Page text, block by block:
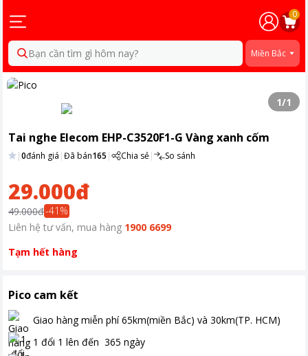
0
Bạn cần tìm gì hôm nay? Miền Bắc
1/1
Tai nghe Elecom EHP-C3520F1-G Vàng xanh cốm
|0đánh giá |Đã bán165 | Chia sẻ| So sánh
29.000đ
49.000đ-41 %
Liên hệ tư vấn, mua hàng 1900 6699
Tạm hết hàng
Pico cam kết
Giao hàng miễn phí 65km(miền Bắc) và 30km(TP. HCM)
1 đổi 1 lên đến 365 ngày